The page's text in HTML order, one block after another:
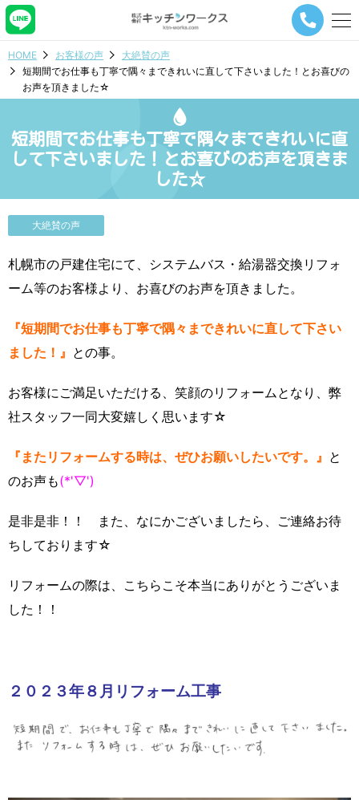
メ
ー
ビ
シ
ョ
タ
HOME お客様の声
大絶賛の声
短期間でお仕事も丁寧で隅々まできれいに直して下さいました！とお喜びの
お声を頂きました☆
短期間でお仕事も丁寧で隅々まできれいに直
して下さいました！とお喜びのお声を頂きま
した☆
大絶賛の声
札幌市の戸建住宅にて、システムバス・給湯器交換リフォ
ーム等のお客様より、お喜びのお声を頂きました。
『短期間でお仕事も丁寧で隅々まできれいに直して下さい
ました！』 との事。
お客様にご満足いただける、笑顔のリフォームとなり、弊
社スタッフ一同大変嬉しく思います☆
『またリフォームする時は、ぜひお願いしたいです。』 と
のお声も(*'▽')
是非是非！！ また、なにかございましたら、ご連絡お待
ちしております☆
リフォームの際は、こちらこそ本当にありがとうございま
した！！
２０２３年８月リフォーム工事